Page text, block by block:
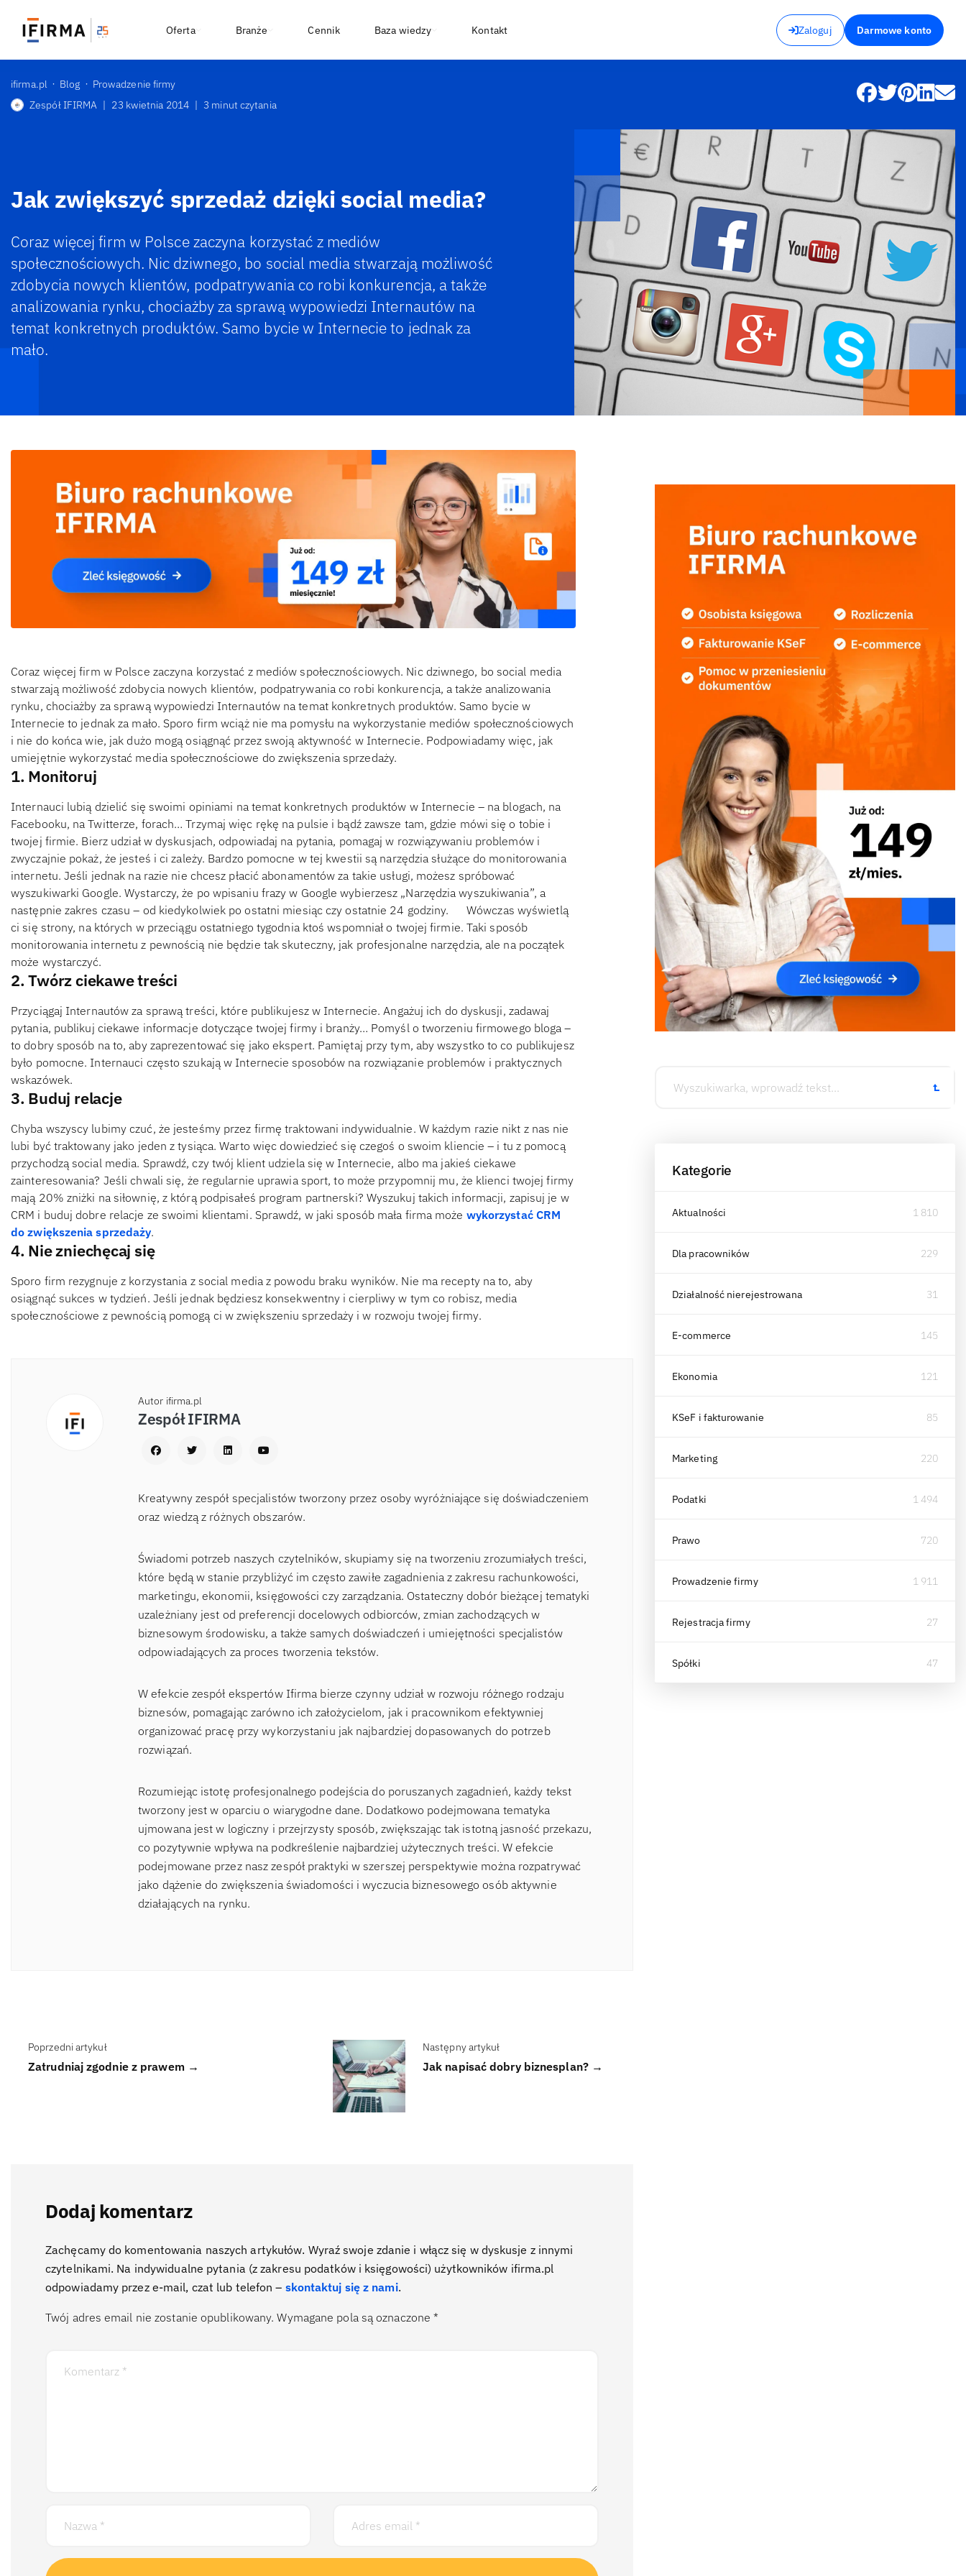
Zaloguj Darmowe konto
Oferta Branże Cennik Baza wiedzy Kontakt
ifirma.pl Blog
Prowadzenie firmy
Zespół IFIRMA | 23 kwietnia 2014 | 3 minut czytania
Jak zwiększyć sprzedaż dzięki social media?
Coraz więcej firm w Polsce zaczyna korzystać z mediów
społecznościowych. Nic dziwnego, bo social media stwarzają możliwość
zdobycia nowych klientów, podpatrywania co robi konkurencja, a także
analizowania rynku, chociażby za sprawą wypowiedzi Internautów na
temat konkretnych produktów. Samo bycie w Internecie to jednak za
mało.
Coraz więcej firm w Polsce zaczyna korzystać z mediów społecznościowych. Nic dziwnego, bo social media
stwarzają możliwość zdobycia nowych klientów, podpatrywania co robi konkurencja, a także analizowania
rynku, chociażby za sprawą wypowiedzi Internautów na temat konkretnych produktów. Samo bycie w
Internecie to jednak za mało. Sporo firm wciąż nie ma pomysłu na wykorzystanie mediów społecznościowych
i nie do końca wie, jak dużo mogą osiągnąć przez swoją aktywność w Internecie. Podpowiadamy więc, jak
umiejętnie wykorzystać media społecznościowe do zwiększenia sprzedaży.
1. Monitoruj
Internauci lubią dzielić się swoimi opiniami na temat konkretnych produktów w Internecie – na blogach, na
Facebooku, na Twitterze, forach… Trzymaj więc rękę na pulsie i bądź zawsze tam, gdzie mówi się o tobie i
twojej firmie. Bierz udział w dyskusjach, odpowiadaj na pytania, pomagaj w rozwiązywaniu problemów i
zwyczajnie pokaż, że jesteś i ci zależy. Bardzo pomocne w tej kwestii są narzędzia służące do monitorowania
internetu. Jeśli jednak na razie nie chcesz płacić abonamentów za takie usługi, możesz spróbować
wyszukiwarki Google. Wystarczy, że po wpisaniu frazy w Google wybierzesz „Narzędzia wyszukiwania”, a
następnie zakres czasu – od kiedykolwiek po ostatni miesiąc czy ostatnie 24 godziny.
Wówczas wyświetlą
ci się strony, na których w przeciągu ostatniego tygodnia ktoś wspomniał o twojej firmie. Taki sposób
monitorowania internetu z pewnością nie będzie tak skuteczny, jak profesjonalne narzędzia, ale na początek
może wystarczyć.
2. Twórz ciekawe treści
Przyciągaj Internautów za sprawą treści, które publikujesz w Internecie. Angażuj ich do dyskusji, zadawaj
pytania, publikuj ciekawe informacje dotyczące twojej firmy i branży… Pomyśl o tworzeniu firmowego bloga –
to dobry sposób na to, aby zaprezentować się jako ekspert. Pamiętaj przy tym, aby wszystko to co publikujesz
było pomocne. Internauci często szukają w Internecie sposobów na rozwiązanie problemów i praktycznych
wskazówek.
3. Buduj relacje
Chyba wszyscy lubimy czuć, że jesteśmy przez firmę traktowani indywidualnie. W każdym razie nikt z nas nie
lubi być traktowany jako jeden z tysiąca. Warto więc dowiedzieć się czegoś o swoim kliencie – i tu z pomocą
przychodzą social media. Sprawdź, czy twój klient udziela się w Internecie, albo ma jakieś ciekawe
zainteresowania? Jeśli chwali się, że regularnie uprawia sport, to może przypomnij mu, że klienci twojej firmy
mają 20% zniżki na siłownię, z którą podpisałeś program partnerski? Wyszukuj takich informacji, zapisuj je w
CRM i buduj dobre relacje ze swoimi klientami. Sprawdź, w jaki sposób mała firma może wykorzystać CRM
do zwiększenia sprzedaży.
4. Nie zniechęcaj się
Sporo firm rezygnuje z korzystania z social media z powodu braku wyników. Nie ma recepty na to, aby
osiągnąć sukces w tydzień. Jeśli jednak będziesz konsekwentny i cierpliwy w tym co robisz, media
społecznościowe z pewnością pomogą ci w zwiększeniu sprzedaży i w rozwoju twojej firmy.
Autor ifirma.pl
Zespół IFIRMA
Kreatywny zespół specjalistów tworzony przez osoby wyróżniające się doświadczeniem
oraz wiedzą z różnych obszarów.
Świadomi potrzeb naszych czytelników, skupiamy się na tworzeniu zrozumiałych treści,
które będą w stanie przybliżyć im często zawiłe zagadnienia z zakresu rachunkowości,
marketingu, ekonomii, księgowości czy zarządzania. Ostateczny dobór bieżącej tematyki
uzależniany jest od preferencji docelowych odbiorców, zmian zachodzących w
biznesowym środowisku, a także samych doświadczeń i umiejętności specjalistów
odpowiadających za proces tworzenia tekstów.
W efekcie zespół ekspertów Ifirma bierze czynny udział w rozwoju różnego rodzaju
biznesów, pomagając zarówno ich założycielom, jak i pracownikom efektywniej
organizować pracę przy wykorzystaniu jak najbardziej dopasowanych do potrzeb
rozwiązań.
Rozumiejąc istotę profesjonalnego podejścia do poruszanych zagadnień, każdy tekst
tworzony jest w oparciu o wiarygodne dane. Dodatkowo podejmowana tematyka
ujmowana jest w logiczny i przejrzysty sposób, zwiększając tak istotną jasność przekazu,
co pozytywnie wpływa na podkreślenie najbardziej użytecznych treści. W efekcie
podejmowane przez nasz zespół praktyki w szerszej perspektywie można rozpatrywać
jako dążenie do zwiększenia świadomości i wyczucia biznesowego osób aktywnie
działających na rynku.
Poprzedni artykuł
Zatrudniaj zgodnie z prawem →
Następny artykuł
Jak napisać dobry biznesplan? →
Dodaj komentarz
Zachęcamy do komentowania naszych artykułów. Wyraź swoje zdanie i włącz się w dyskusje z innymi
czytelnikami. Na indywidualne pytania (z zakresu podatków i księgowości) użytkowników ifirma.pl
odpowiadamy przez e-mail, czat lub telefon – skontaktuj się z nami.
Twój adres email nie zostanie opublikowany. Wymagane pola są oznaczone*
Kategorie
Aktualności 1 810
Dla pracowników 229
Działalność nierejestrowana 31
E-commerce 145
Ekonomia 121
KSeF i fakturowanie 85
Marketing 220
Podatki 1 494
Prawo 720
Prowadzenie firmy 1 911
Rejestracja firmy 27
Spółki 47